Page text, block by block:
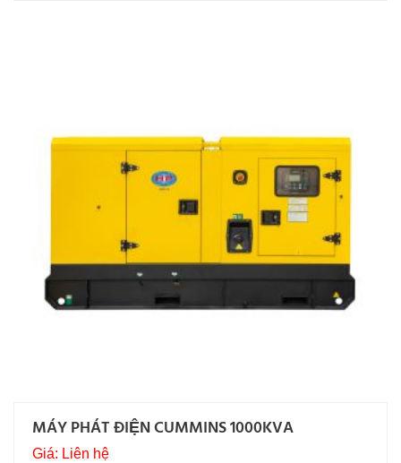
MÁY PHÁT ĐIỆN CUMMINS 1000KVA
Giá: Liên hệ